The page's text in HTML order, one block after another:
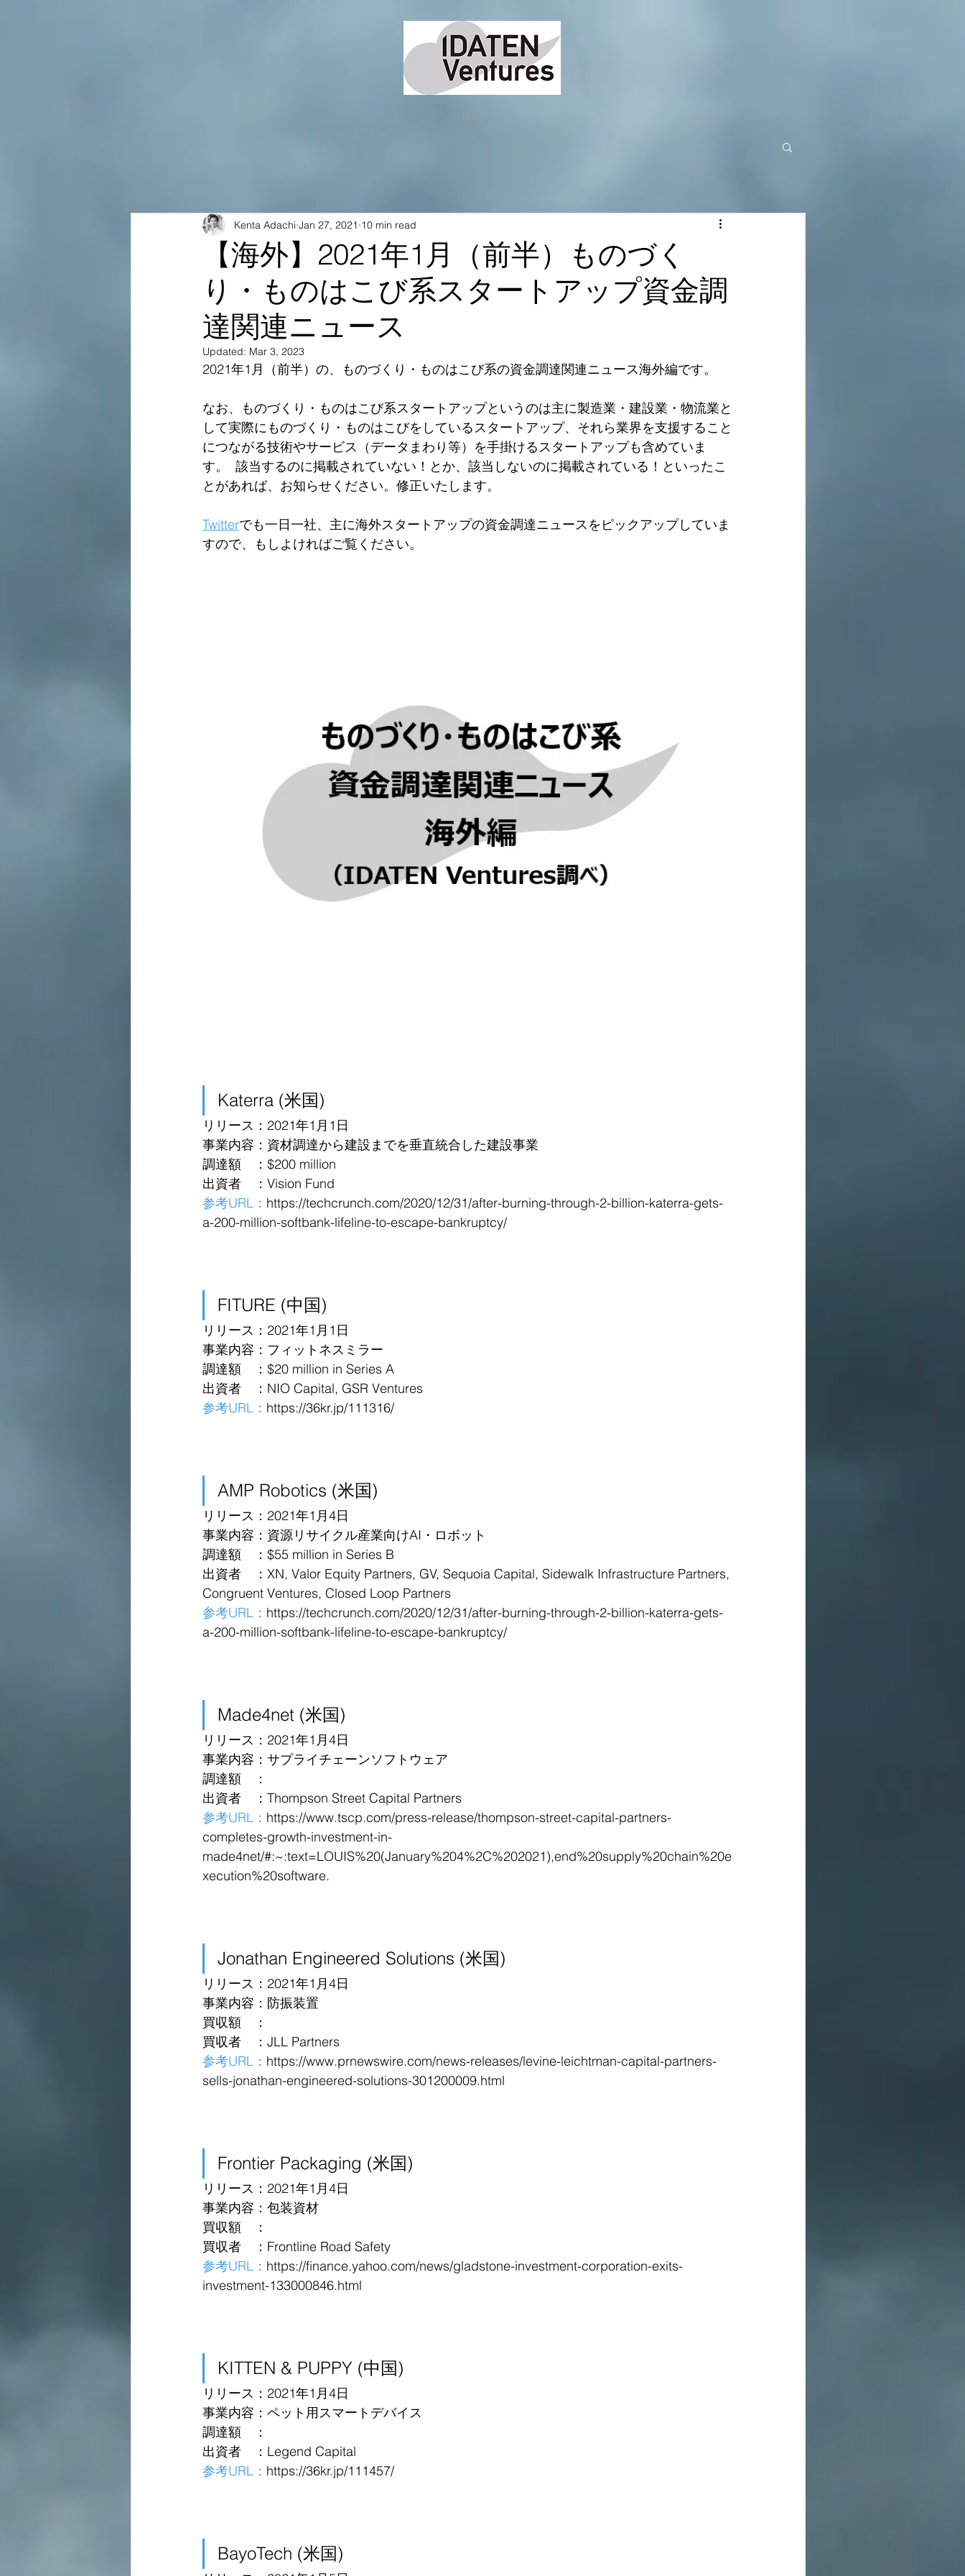
Blog Contact
【海外】2021年1月（前半）ものづく
り・ものはこび系スタートアップ資金調
達関連ニュース
Kenta Adachi Jan 27, 2021 10 min read
Updated: Mar 3, 2023
2021年1月（前半）の、ものづくり・ものはこび系の資金調達関連ニュース海外編です。
なお、ものづくり・ものはこび系スタートアップというのは主に製造業・建設業・物流業と
して実際にものづくり・ものはこびをしているスタートアップ、それら業界を支援すること
につながる技術やサービス（データまわり等）を手掛けるスタートアップも含めていま
す。  該当するのに掲載されていない！とか、該当しないのに掲載されている！といったこ
とがあれば、お知らせください。修正いたします。
Twitterでも一日一社、主に海外スタートアップの資金調達ニュースをピックアップしていま
すので、もしよければご覧ください。
Katerra (米国)
リリース：2021年1月1日
事業内容：資材調達から建設までを垂直統合した建設事業
調達額　：$200 million
出資者　：Vision Fund
参考URL： https://techcrunch.com/2020/12/31/after-burning-through-2-billion-katerra-gets-
a-200-million-softbank-lifeline-to-escape-bankruptcy/
FITURE (中国)
リリース：2021年1月1日
事業内容：フィットネスミラー
調達額　：$20 million in Series A
出資者　：NIO Capital, GSR Ventures
参考URL： https://36kr.jp/111316/
AMP Robotics (米国)
リリース：2021年1月4日
事業内容：資源リサイクル産業向けAI・ロボット
調達額　：$55 million in Series B
出資者　：XN, Valor Equity Partners, GV, Sequoia Capital, Sidewalk Infrastructure Partners,
Congruent Ventures, Closed Loop Partners
参考URL： https://techcrunch.com/2020/12/31/after-burning-through-2-billion-katerra-gets-
a-200-million-softbank-lifeline-to-escape-bankruptcy/
Made4net (米国)
リリース：2021年1月4日
事業内容：サプライチェーンソフトウェア
調達額　：
出資者　：Thompson Street Capital Partners
参考URL： https://www.tscp.com/press-release/thompson-street-capital-partners-
completes-growth-investment-in-
made4net/#:~:text=LOUIS%20(January%204%2C%202021),end%20supply%20chain%20e
xecution%20software.
Jonathan Engineered Solutions (米国)
リリース：2021年1月4日
事業内容：防振装置
買収額　：
買収者　：JLL Partners
参考URL： https://www.prnewswire.com/news-releases/levine-leichtman-capital-partners-
sells-jonathan-engineered-solutions-301200009.html
Frontier Packaging (米国)
リリース：2021年1月4日
事業内容：包装資材
買収額　：
買収者　：Frontline Road Safety
参考URL： https://finance.yahoo.com/news/gladstone-investment-corporation-exits-
investment-133000846.html
KITTEN & PUPPY (中国)
リリース：2021年1月4日
事業内容：ペット用スマートデバイス
調達額　：
出資者　：Legend Capital
参考URL： https://36kr.jp/111457/
BayoTech (米国)